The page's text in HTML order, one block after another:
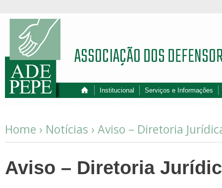
Institucional Serviços e Informações
ASSOCIAÇÃO DOS
Home › Notícias › Aviso – Diretoria
Aviso – Diretoria